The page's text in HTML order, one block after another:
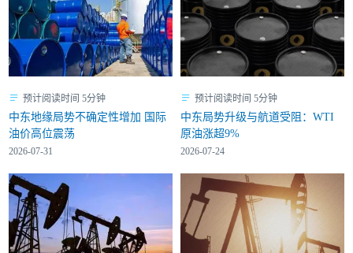
预计阅读时间 5分钟
中东地缘局势不确定性增加 国际
油价高位震荡
2026-07-31
预计阅读时间 5分钟
中东局势升级与航道受阻：WTI
原油涨超9%
2026-07-24